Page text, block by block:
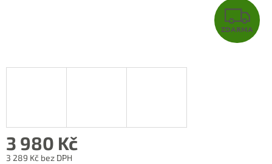
Z
D
ZDARMA
3 980 Kč
3 289 Kč bez DPH